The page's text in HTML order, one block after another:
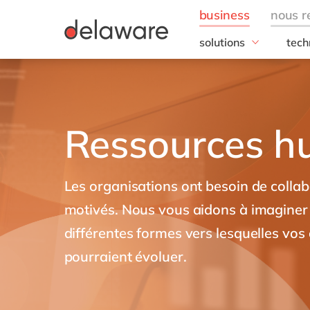
solutions
besoins de
Finance
Ressources humaines
toutes nos solutions
SAP
SAP
Ressources
Les organisations ont besoin de
motivés. Nous vous aidons à
différentes formes vers lesquelles
pourraient évoluer.